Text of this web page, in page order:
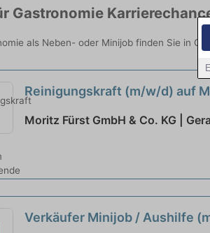
Gastronomie
als Neben- oder Minijob finden Sie in
Reinigungskraft (m/w/d) auf
Moritz Fürst GmbH & Co. KG | Gera
Verkäufer Minijob / Aushilfe